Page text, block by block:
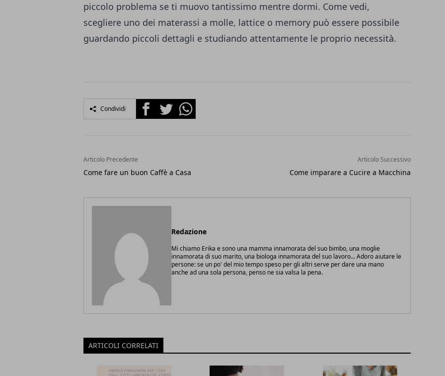
piccolo problema se ti muovo tantissimo mentre dormi. Come vedi,
scegliere uno dei materassi a molle, lattice o memory può essere possibile
guardando piccoli dettagli e studiando attentamente le proprio necessità.
Condividi FacebookTwitterWhatsapp
Articolo Precedente
Come fare un buon Caffè a Casa
Articolo Successivo
Come imparare a Cucire a Macchina
Redazione
Mi chiamo Erika e sono una mamma innamorata del suo bimbo, una moglie
innamorata di suo marito, una biologa innamorata del suo lavoro... Adoro aiutare le
persone: se un po' del mio tempo speso per gli altri serve per dare una mano
anche ad una sola persona, penso ne sia valsa la pena.
ARTICOLI CORRELATI